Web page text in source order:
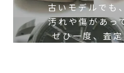
古いモデルでも
汚れや傷があっ
ぜひ一度、査